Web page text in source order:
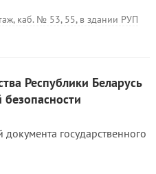
каб. № 53, 55, в здании РУП
Республики Беларусь
государственного